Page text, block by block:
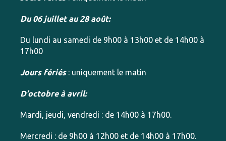
Du 06 juillet au 28 août:
Du lundi au samedi de 9h00 à 13h00 et de 14h00 à
17h00
Jours fériés: uniquement le matin
D’octobre à avril:
Mardi, jeudi, vendredi : de 14h00 à 17h00.
Mercredi : de 9h00 à 12h00 et de 14h00 à 17h00.